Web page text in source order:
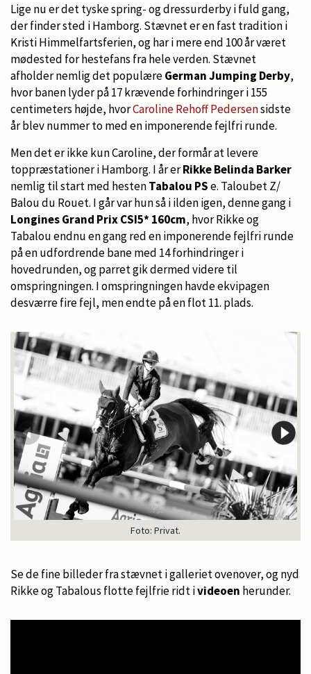
Lige nu er det tyske spring- og dressurderby i fuld gang,
der finder sted i Hamborg. Stævnet er en fast tradition i
Kristi Himmelfartsferien, og har i mere end 100 år været
mødested for hestefans fra hele verden. Stævnet
afholder nemlig det populæreGerman Jumping Derby,
hvor banen lyder på 17 krævende forhindringer i 155
centimeters højde, hvorCaroline Rehoff Pedersensidste
år blev nummer to med en imponerende fejlfri runde.
Men det er ikke kun Caroline, der formår at levere
toppræstationer i Hamborg. I år erRikke Belinda Barker
nemlig til start med hestenTabalou PSe. Taloubet Z/
Balou du Rouet. I går var hun så i ilden igen, denne gang i
Longines Grand Prix CSI5* 160cm, hvor Rikke og
Tabalou endnu en gang red en imponerende fejlfri runde
på en udfordrende bane med 14 forhindringer i
hovedrunden, og parret gik dermed videre til
omspringningen. I omspringningen havde ekvipagen
desværre fire fejl, men endte på en flot 11. plads.
Foto: Privat.
Se de fine billeder fra stævnet i galleriet ovenover, og nyd
Rikke og Tabalous flotte fejlfrie ridt ivideoen herunder.